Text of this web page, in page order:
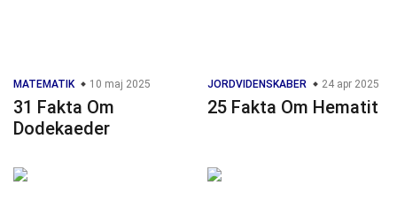
MATEMATIK 10 maj 2025
31 Fakta Om
Dodekaeder
JORDVIDENSKABER 24 apr 2025
25 Fakta Om Hematit